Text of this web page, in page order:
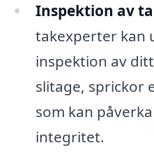
Inspektion av
takexperter kan
inspektion av
slitage, sprickor
som kan
integritet.